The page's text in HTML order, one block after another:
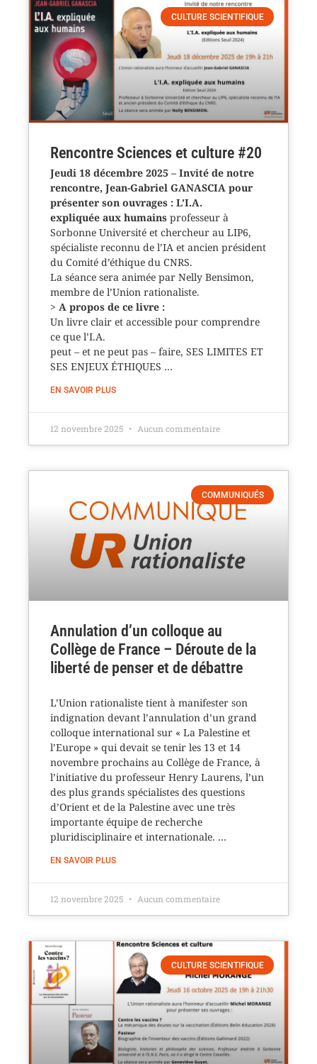
CULTURE SCIENTIFIQUE
Rencontre Sciences et culture #20
Jeudi 18 décembre 2025 – Invité de notre
rencontre, Jean-Gabriel GANASCIA pour
présenter son ouvrages : L’I.A.
expliquée aux humains professeur à
Sorbonne Université et chercheur au LIP6,
spécialiste reconnu de l’IA et ancien président
du Comité d’éthique du CNRS.
La séance sera animée par Nelly Bensimon,
membre de l’Union rationaliste.
> A propos de ce livre :
Un livre clair et accessible pour comprendre
ce que l’I.A.
peut – et ne peut pas – faire, SES LIMITES ET
SES ENJEUX ÉTHIQUES …
EN SAVOIR PLUS
12 novembre 2025 Aucun commentaire
COMMUNIQUÉS
Annulation d’un colloque au
Collège de France – Déroute de la
liberté de penser et de débattre
L’Union rationaliste tient à manifester son
indignation devant l’annulation d’un grand
colloque international sur « La Palestine et
l’Europe » qui devait se tenir les 13 et 14
novembre prochains au Collège de France, à
l’initiative du professeur Henry Laurens, l’un
des plus grands spécialistes des questions
d’Orient et de la Palestine avec une très
importante équipe de recherche
pluridisciplinaire et internationale. …
EN SAVOIR PLUS
12 novembre 2025 Aucun commentaire
CULTURE SCIENTIFIQUE